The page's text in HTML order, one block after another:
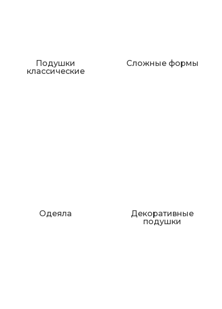
Подушки
классические
Сложные формы
Одеяла
Декоративные
подушки